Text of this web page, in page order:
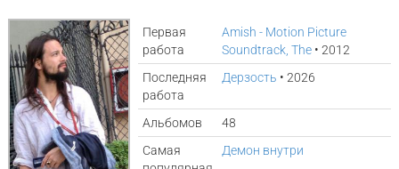
Первая
работа
Amish - Motion Picture
Soundtrack, The • 2012
Последняя
работа
Дерзость • 2026
Альбомов
48
Самая
Демон внутри